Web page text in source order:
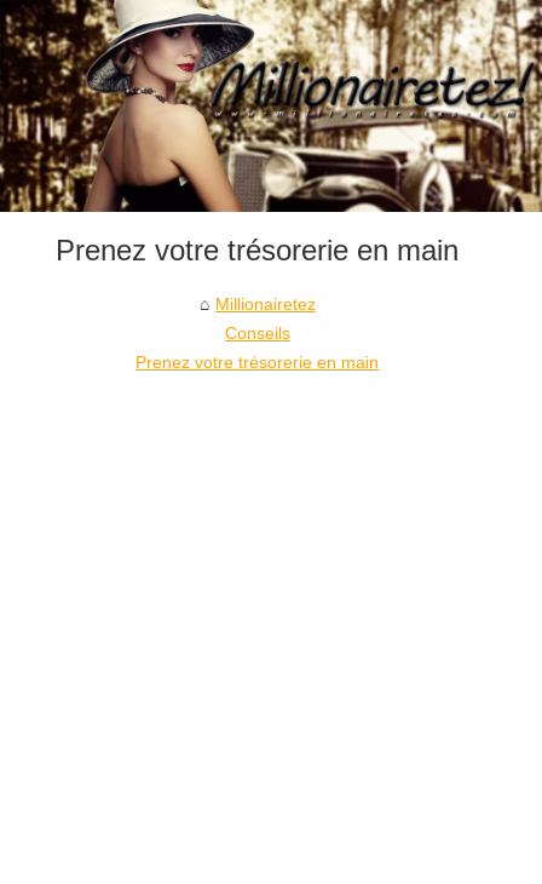
Prenez votre trésorerie en main
Millionairetez
Conseils
Prenez votre trésorerie en main